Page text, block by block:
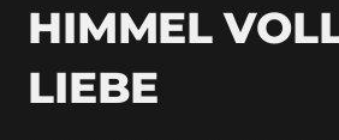
HIMMEL
LIEBE